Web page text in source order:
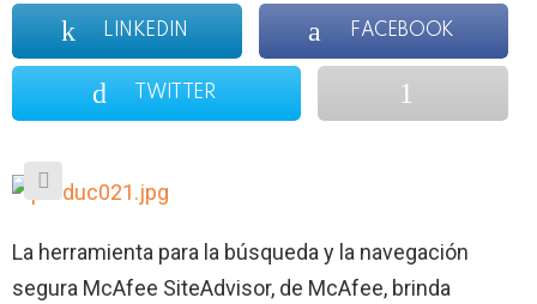
LINKEDIN FACEBOOK
TWITTER
La herramienta para la búsqueda y la navegación
segura McAfee SiteAdvisor, de McAfee, brinda